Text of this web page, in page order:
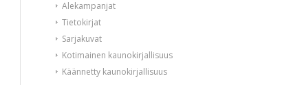
Alekampanjat
Tietokirjat
Sarjakuvat
Kotimainen kaunokirjallisuus
Käännetty kaunokirjallisuus